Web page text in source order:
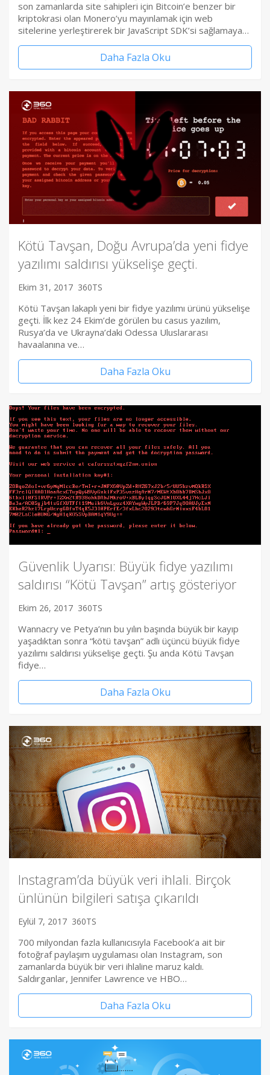
son zamanlarda site sahipleri için Bitcoin’e benzer bir
kriptokrasi olan Monero’yu mayınlamak için web
sitelerine yerleştirerek bir JavaScript SDK’si sağlamaya…
Daha Fazla Oku
Kötü Tavşan, Doğu Avrupa’da yeni fidye
yazılımı saldırısı yükselişe geçti.
Ekim 31, 2017 360TS
Kötü Tavşan lakaplı yeni bir fidye yazılımı ürünü yükselişe
geçti. İlk kez 24 Ekim’de görülen bu casus yazılım,
Rusya’da ve Ukrayna’daki Odessa Uluslararası
havaalanına ve…
Daha Fazla Oku
Güvenlik Uyarısı: Büyük fidye yazılımı
saldırısı “Kötü Tavşan” artış gösteriyor
Ekim 26, 2017 360TS
Wannacry ve Petya’nın bu yılın başında büyük bir kayıp
yaşadıktan sonra “kötü tavşan” adlı üçüncü büyük fidye
yazılımı saldırısı yükselişe geçti. Şu anda Kötü Tavşan
fidye…
Daha Fazla Oku
Instagram’da büyük veri ihlali. Birçok
ünlünün bilgileri satışa çıkarıldı
Eylül 7, 2017 360TS
700 milyondan fazla kullanıcısıyla Facebook’a ait bir
fotoğraf paylaşım uygulaması olan Instagram, son
zamanlarda büyük bir veri ihlaline maruz kaldı.
Saldırganlar, Jennifer Lawrence ve HBO…
Daha Fazla Oku